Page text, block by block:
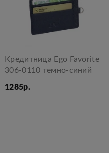
Кредитница Ego Favorite
306-0110 темно-синий
1285р.